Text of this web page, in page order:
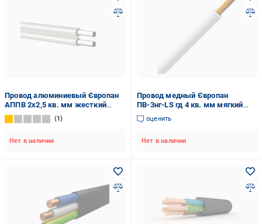
Провод алюминиевый Європан
АППВ 2х2,5 кв. мм жесткий
двухжильный-однопроводный
(120676-1C)
1
Нет в наличии
Провод медный Європан
ПВ-3нг-LS гд 4 кв. мм мягкий
одножильный-
многопроволочный Белый
оценить
Нет в наличии